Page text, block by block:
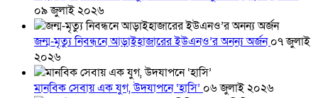
০৯ জুলাই ২০২৬
জন্ম-মৃত্যু নিবন্ধনে আড়াইহাজারের ইউএনও’র অনন্য অর্জন০৭ জুলাই
২০২৬
মানবিক সেবায় এক যুগ, উদযাপনে ‘হাসি’ ০৬ জুলাই ২০২৬